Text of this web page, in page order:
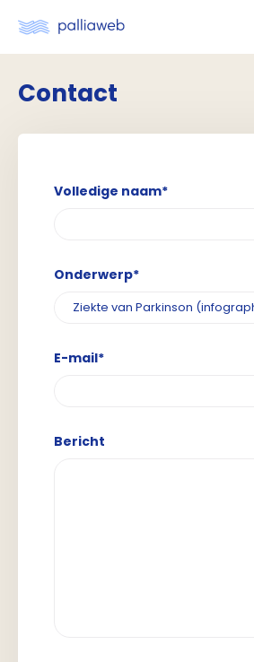
Contact
Volledige naam*
Onderwerp*
E-mail*
Bericht